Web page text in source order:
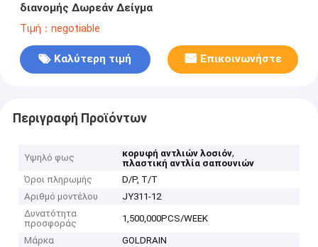
διανομής Δωρεάν Δείγμα
Τιμή：negotiable
Καλύτερη τιμή Επικοινωνήστε
Περιγραφή Προϊόντων
Υψηλό φως κορυφή αντλιών λοσιόν,
πλαστική αντλία σαπουνιών
Όροι πληρωμής
D/P, T/T
Αριθμό μοντέλου
JY311-12
Δυνατότητα
προσφοράς
1,500,000PCS/WEEK
Μάρκα GOLDRAIN